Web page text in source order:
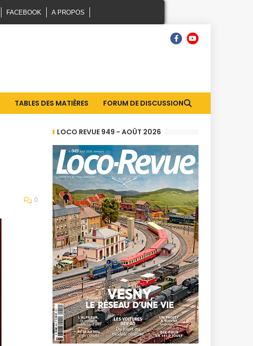
FACEBOOK A PROPOS
TABLES DES MATIÈRES FORUM DE DISCUSSION
0
LOCO REVUE 949 - AOÛT 2026